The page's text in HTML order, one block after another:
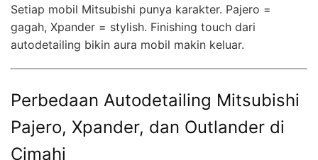
Setiap mobil Mitsubishi punya karakter. Pajero =
gagah, Xpander = stylish. Finishing touch dari
autodetailing bikin aura mobil makin keluar.
Perbedaan Autodetailing Mitsubishi
Pajero, Xpander, dan Outlander di
Cimahi